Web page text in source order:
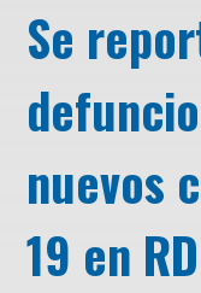
Se
nuevos
19 en RD